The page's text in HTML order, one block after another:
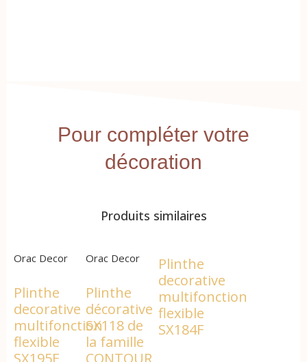
Pour compléter votre
décoration
Produits similaires
Orac Decor
Plinthe
decorative
multifonction
flexible
SX195F
Orac Decor
Plinthe
décorative
SX118 de
la famille
CONTOUR
Plinthe
decorative
multifonction
flexible
SX184F